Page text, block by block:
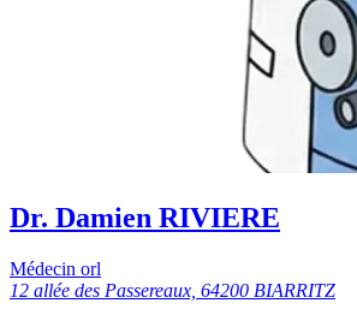
Dr. Damien RIVIERE
Médecin orl
12 allée des Passereaux, 64200 BIARRITZ